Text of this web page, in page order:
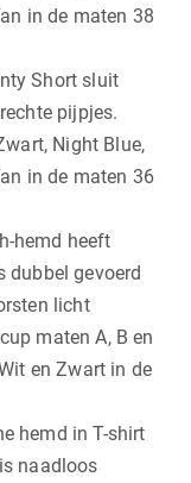
in de maten 38
Short sluit
pijpjes.
Night Blue,
in de maten 36
hemd heeft
dubbel gevoerd
licht
maten A, B en
en Zwart in de
hemd in T-shirt
naadloos